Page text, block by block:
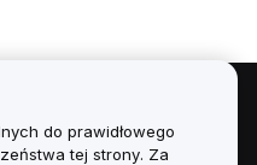
do prawidłowego
tej strony. Za